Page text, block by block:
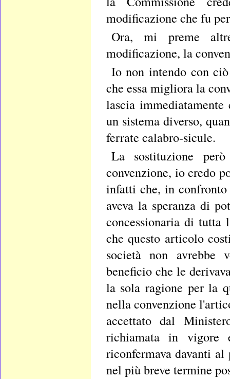
modificazione che fu
Ora, mi preme
modificazione, la
Io non intendo con
che essa migliora la
lascia
un sistema diverso,
ferrate calabro-sicule.
La sostituzione
convenzione, io credo
infatti che, in
aveva la speranza di
concessionaria di tutta
che questo articolo
società non avrebbe
beneficio che le
la sola ragione per la
nella convenzione
accettato dal
richiamata in vigore
riconfermava davanti
nel più breve termine